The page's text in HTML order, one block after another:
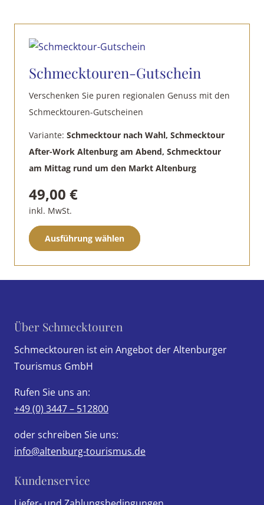
auf.
Optionen
können
auf
Schmecktouren-Gutschein
Verschenken Sie puren regionalen Genuss mit den
Schmecktouren-Gutscheinen
Variante: Schmecktour nach Wahl, Schmecktour
After-Work Altenburg am Abend, Schmecktour
am Mittag rund um den Markt Altenburg
49,00 €
inkl. MwSt.
Ausführung wählen
Dieses
weist
mehrere
Optionen
werden
Über Schmecktouren
Schmecktouren ist ein Angebot der Altenburger
Tourismus GmbH
Rufen Sie uns an:
+49 (0) 3447 – 512800
oder schreiben Sie uns:
info@altenburg-tourismus.de
Kundenservice